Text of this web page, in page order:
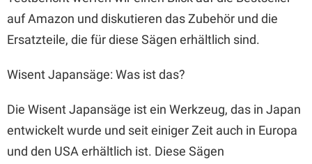
auf Amazon und diskutieren das Zubehör und die
Ersatzteile, die für diese Sägen erhältlich sind.
Wisent Japansäge: Was ist das?
Die Wisent Japansäge ist ein Werkzeug, das in Japan
entwickelt wurde und seit einiger Zeit auch in Europa
und den USA erhältlich ist. Diese Sägen